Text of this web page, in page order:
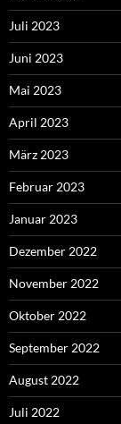
Juli 2023
Juni 2023
Mai 2023
April 2023
März 2023
Februar 2023
Januar 2023
Dezember 2022
November 2022
Oktober 2022
September 2022
August 2022
Juli 2022